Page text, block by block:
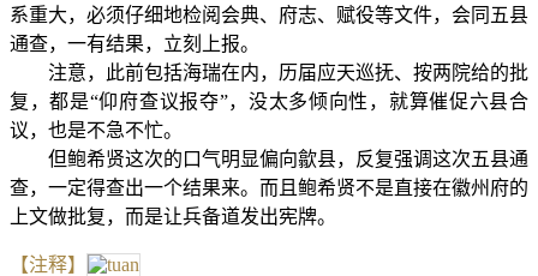
系重大，必须仔细地检阅会典、府志、赋役等文件，会同五县
通查，一有结果，立刻上报。
注意，此前包括海瑞在内，历届应天巡抚、按两院给的批
复，都是“仰府查议报夺”，没太多倾向性，就算催促六县合
议，也是不急不忙。
但鲍希贤这次的口气明显偏向歙县，反复强调这次五县通
查，一定得查出一个结果来。而且鲍希贤不是直接在徽州府的
上文做批复，而是让兵备道发出宪牌。
【注释】